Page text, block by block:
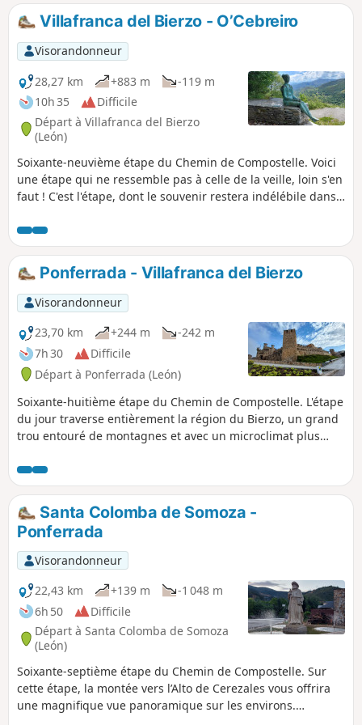
Santiago.
Villafranca del Bierzo - O’Cebreiro
Visorandonneur
28,27 km
+883 m
-119 m
10h 35
Difficile
Départ à Villafranca del Bierzo
(León)
Soixante-neuvième étape du Chemin de Compostelle. Voici
une étape qui ne ressemble pas à celle de la veille, loin s'en
faut ! C'est l'étape, dont le souvenir restera indélébile dans
vers O Cebreiro, la plus haute ascension du Chemin
Français en territoire espagnol. Au village d'O Cebreiro,
vous êtes en Galice, ce village est un petit bijou, de par son
emplacement, ses vues, son église, ses pallozas et ses
légendes.
Ponferrada - Villafranca del Bierzo
Visorandonneur
23,70 km
+244 m
-242 m
7h 30
Difficile
Départ à Ponferrada (León)
Soixante-huitième étape du Chemin de Compostelle. L'étape
du jour traverse entièrement la région du Bierzo, un grand
trou entouré de montagnes et avec un microclimat plus
donnent les fameux vins du Bierzo. Après avoir, passé
quelques petits villages qui s’étirent le long du chemin et
franchi le Rio Cua, arrivez à Villafranca del Bierzo, ville
franque née du chemin et riche d’un beau patrimoine
Santa Colomba de Somoza -
Ponferrada
Visorandonneur
22,43 km
+139 m
-1 048 m
6h 50
Difficile
Départ à Santa Colomba de Somoza
(León)
Soixante-septième étape du Chemin de Compostelle. Sur
cette étape, la montée vers l’Alto de Cerezales vous offrira
une magnifique vue panoramique sur les environs.